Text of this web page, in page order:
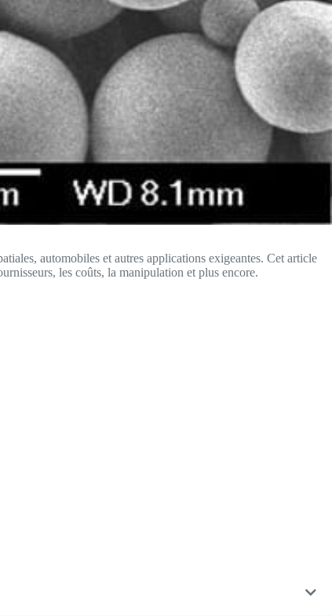
automobiles et autres applications exigeantes. Cet article
les coûts, la manipulation et plus encore.